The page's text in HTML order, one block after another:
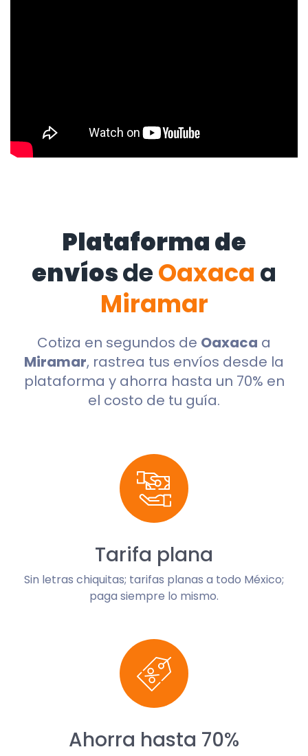
Plataforma de
envíosdeOaxaca a
Miramar
Cotiza en segundos de Oaxaca a
Miramar, rastrea tus envíos desde la
plataforma y ahorra hasta un 70% en
el costo de tu guía.
Tarifa plana
Sin letras chiquitas; tarifas planas a todo México;
paga siempre lo mismo.
Ahorra hasta 70%